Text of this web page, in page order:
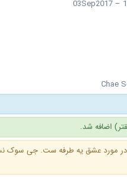
Chae
اضافه شد.
در مورد عشق یه طرفه ست. جی سوک